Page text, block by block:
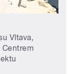
Vltava,
Centrem